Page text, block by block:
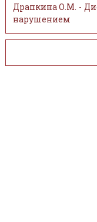
Драпкина О.М. -
нарушением